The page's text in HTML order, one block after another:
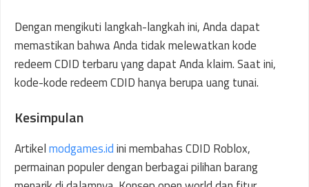
Dengan mengikuti langkah-langkah ini, Anda dapat
memastikan bahwa Anda tidak melewatkan kode
redeem CDID terbaru yang dapat Anda klaim. Saat ini,
kode-kode redeem CDID hanya berupa uang tunai.
Kesimpulan
Artikelmodgames.idini membahas CDID Roblox,
permainan populer dengan berbagai pilihan barang